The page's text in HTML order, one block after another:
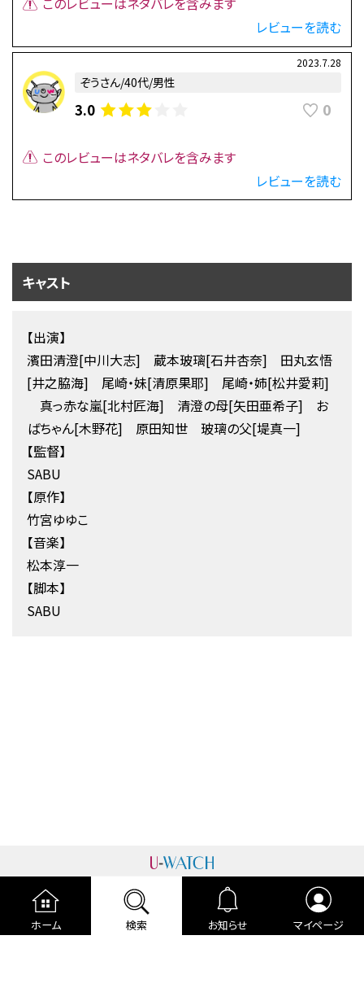
ホーム 検索 お知らせ マイページ
レビューを読む
2023.7.28
ぞうさん/40代/男性
3.0 0
このレビューはネタバレを含みます
レビューを読む
キャスト
【出演】
濱田清澄[中川大志] 蔵本玻璃[石井杏奈] 田丸玄悟
[井之脇海] 尾崎・妹[清原果耶] 尾崎・姉[松井愛莉]
真っ赤な嵐[北村匠海] 清澄の母[矢田亜希子] お
ばちゃん[木野花] 原田知世 玻璃の父[堤真一]
【監督】
SABU
【原作】
竹宮ゆゆこ
【音楽】
松本淳一
【脚本】
SABU
運営者情報 プライバシーポリシー
cookieポリシー
利用規約
ご利用ガイド 編集部より
広告掲載について